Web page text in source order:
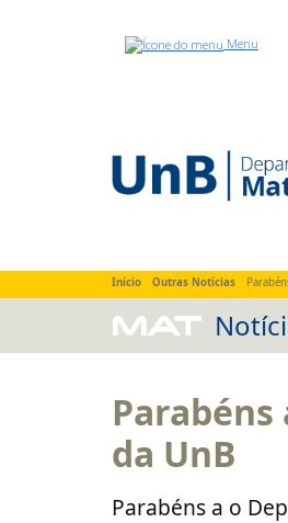
Menu
Início Outras Notícias
MAT
da UnB
Parabéns a o